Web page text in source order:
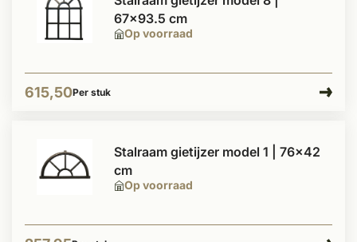
Op voorraad
67x93.5 cm
615,50Per stuk
Op voorraad
Stalraam gietijzer model 1 | 76x42
cm